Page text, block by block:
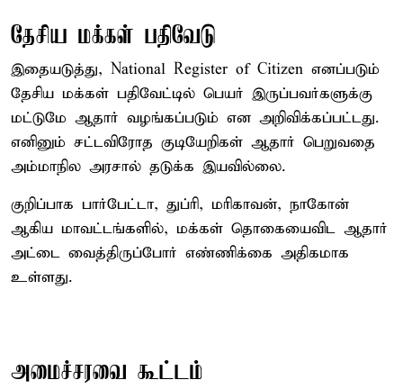
தேசிய மக்கள் பதிவேடு
இதையடுத்து, National Register of Citizen எனப்படும்
தேசிய மக்கள் பதிவேட்டில் பெயர் இருப்பவர்களுக்கு
மட்டுமே ஆதார் வழங்கப்படும் என அறிவிக்கப்பட்டது.
எனினும் சட்டவிரோத குடியேறிகள் ஆதார் பெறுவதை
அம்மாநில அரசால் தடுக்க இயவில்லை.
குறிப்பாக பார்பேட்டா, துப்ரி, மரிகாவன், நாகோன்
ஆகிய மாவட்டங்களில், மக்கள் தொகையைவிட ஆதார்
அட்டை வைத்திருப்போர் எண்ணிக்கை அதிகமாக
உள்ளது.
அமைச்சரவை கூட்டம்